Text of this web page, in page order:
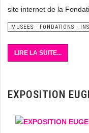
site internet de la
MUSEES - FONDATIONS -
LIRE LA SUITE...
EXPOSITION